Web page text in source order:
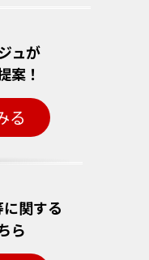
ュが
案！
る
関する
ら